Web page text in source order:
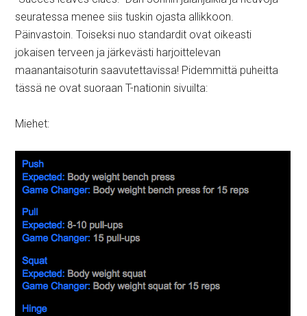
seuratessa menee siis tuskin ojasta allikkoon.
Päinvastoin. Toiseksi nuo standardit ovat oikeasti
jokaisen terveen ja järkevästi harjoittelevan
maanantaisoturin saavutettavissa! Pidemmittä puheitta
tässä ne ovat suoraan T-nationin sivuilta:
Miehet: